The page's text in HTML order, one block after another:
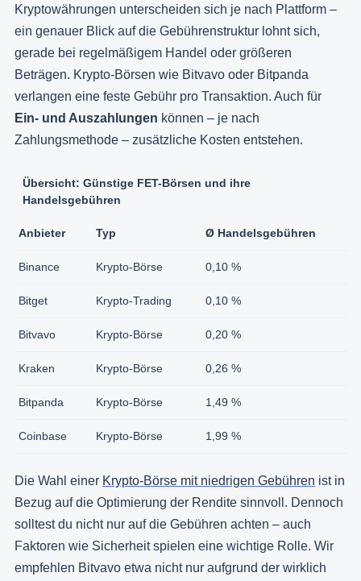
Kryptowährungen unterscheiden sich je nach Plattform –
ein genauer Blick auf die Gebührenstruktur lohnt sich,
gerade bei regelmäßigem Handel oder größeren
Beträgen. Krypto-Börsen wie Bitvavo oder Bitpanda
verlangen eine feste Gebühr pro Transaktion. Auch für
Ein- und Auszahlungen können – je nach
Zahlungsmethode – zusätzliche Kosten entstehen.
Übersicht: Günstige FET-Börsen und ihre
Handelsgebühren
Anbieter Typ Ø Handelsgebühren
Binance Krypto-Börse 0,10 %
Bitget Krypto-Trading 0,10 %
Bitvavo Krypto-Börse 0,20 %
Kraken Krypto-Börse 0,26 %
Bitpanda Krypto-Börse 1,49 %
Coinbase Krypto-Börse 1,99 %
Die Wahl einer Krypto-Börse mit niedrigen Gebühren ist in
Bezug auf die Optimierung der Rendite sinnvoll. Dennoch
solltest du nicht nur auf die Gebühren achten – auch
Faktoren wie Sicherheit spielen eine wichtige Rolle. Wir
empfehlen Bitvavo etwa nicht nur aufgrund der wirklich